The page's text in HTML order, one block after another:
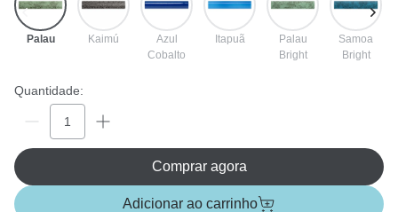
Palau Kaimú
Azul
Cobalto
Itapuã
Palau
Bright
Samoa
Bright
Quantidade:
Comprar agora
Adicionar ao carrinho